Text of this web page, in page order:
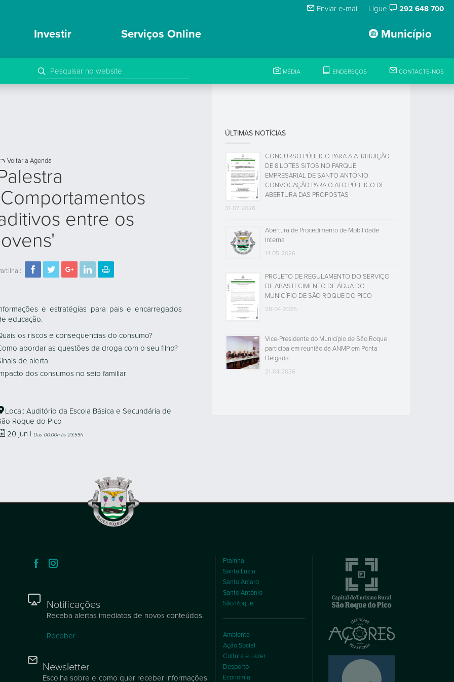
Enviar e-mail Ligue 292 648 700
Município
Investir Serviços Online
MÉDIA ENDEREÇOS CONTACTE-NOS
Voltar a Agenda
entre os
e estratégias para pais e encarregados
educação.
os riscos e consequencias do consumo?
abordar as questões da droga com o seu filho?
de alerta
dos consumos no seio familiar
Local: Auditório da Escola Básica e Secundária de
Roque do Pico
20 jun | Das 00:00h às 23:59h
ÚLTIMAS NOTÍCIAS
CONCURSO PÚBLICO PARA A ATRIBUIÇÃO
DE 8 LOTES SITOS NO PARQUE
EMPRESARIAL DE SANTO ANTÓNIO
CONVOCAÇÃO PARA O ATO PÚBLICO DE
ABERTURA DAS PROPOSTAS
31-07-2026
Abertura de Procedimento de Mobilidade
Interna
14-05-2026
PROJETO DE REGULAMENTO DO SERVIÇO
DE ABASTECIMENTO DE ÁGUA DO
MUNICÍPIO DE SÃO ROQUE DO PICO
28-04-2026
Vice-Presidente do Município de São Roque
participa em reunião da ANMP em Ponta
Delgada
21-04-2026
Notificações
Receba alertas imediatos de novos conteúdos.
Receber
Newsletter
Escolha sobre e como quer receber informações
Praínha
Santa Luzia
Santo Amaro
Santo António
São Roque
Ambiente
Ação Social
Cultura e Lazer
Desporto
Economia